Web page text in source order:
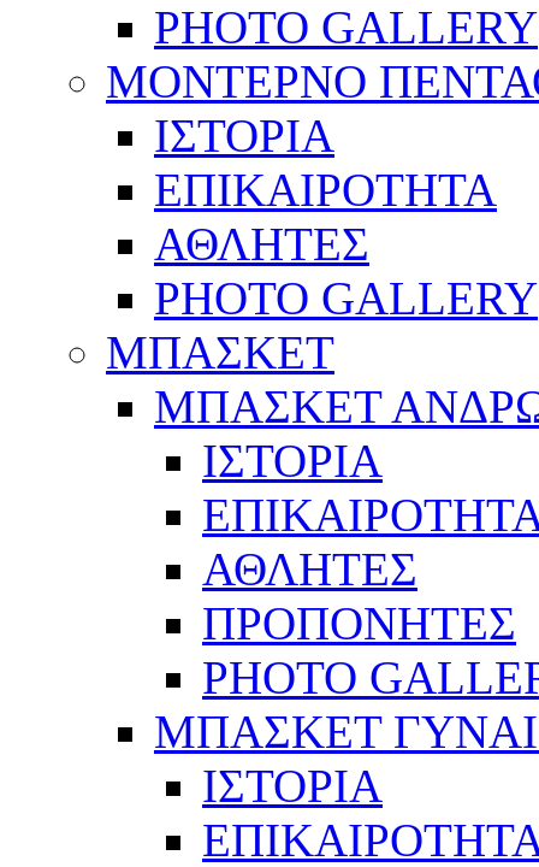
PHOTO GALLERY
ΜΟΝΤΕΡΝΟ
ΙΣΤΟΡΙΑ
ΕΠΙΚΑΙΡΟΤΗΤΑ
ΑΘΛΗΤΕΣ
PHOTO GALLERY
ΜΠΑΣΚΕΤ
ΜΠΑΣΚΕΤ
ΙΣΤΟΡΙΑ
ΑΘΛΗΤΕΣ
ΠΡΟΠΟΝΗΤΕΣ
PHOTO
ΜΠΑΣΚΕΤ
ΙΣΤΟΡΙΑ